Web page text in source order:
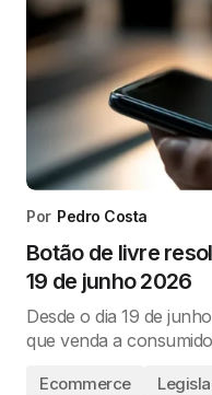
Por Pedro Costa
Botão de livre
19 de junho 2026
Desde o dia 19 de
que venda a
Ecommerce